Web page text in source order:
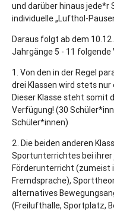
und darüber hinaus
individuelle „Lufthol-
Daraus folgt ab dem
Jahrgänge 5 - 11 folgende
1. Von den in der Regel
drei Klassen wird stets
Dieser Klasse steht somit
Verfügung! (30
Schüler*innen)
2. Die beiden anderen
Sportunterrichtes bei
Förderunterricht (zumeist
Fremdsprache),
alternatives
(Freilufthalle, Sportplatz,